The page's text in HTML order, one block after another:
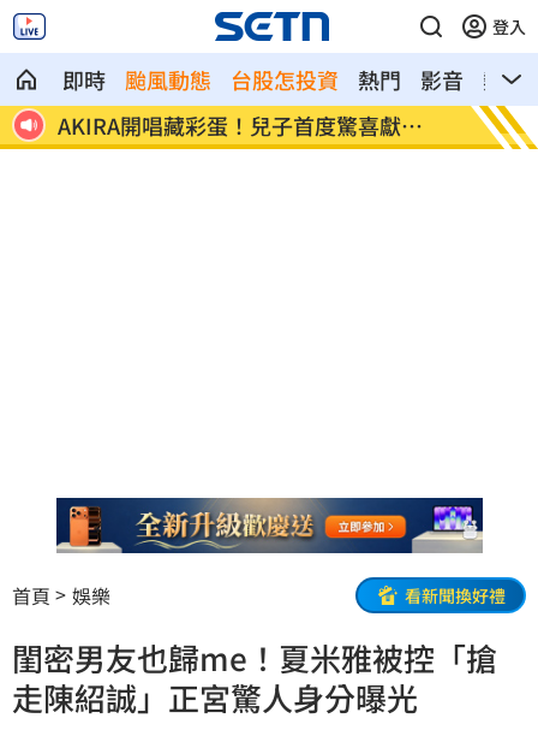
登入
即時 颱風動態 台股怎投資 熱門 影音
熱搜
療 AKIRA開唱藏彩蛋！兒子首度驚喜獻
「聲」
台灣
誰？
首頁 娛樂 看新聞換好禮
閨密男友也歸me！夏米雅被控「搶
走陳紹誠」正宮驚人身分曝光